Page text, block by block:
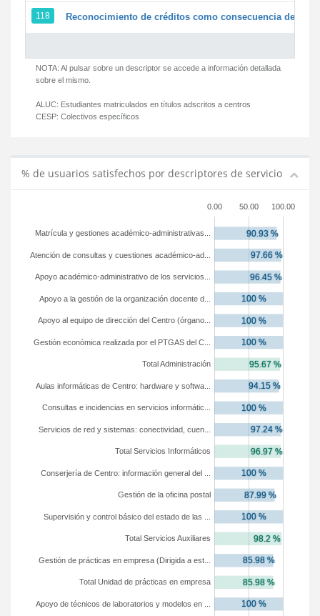
118 Reconocimiento de créditos como consecuencia de un
NOTA: Al pulsar sobre un descriptor se accede a información detallada
sobre el mismo.
ALUC: Estudiantes matriculados en títulos adscritos a centros
CESP: Colectivos específicos
% de usuarios satisfechos por descriptores de servicio
0.00 50.00 100.00
Apoyo de técnicos de laboratorios y modelos en ...
Total Unidad de prácticas en empresa
Gestión de prácticas en empresa (Dirigida a est...
Total Servicios Auxiliares
Supervisión y control básico del estado de las ...
Gestión de la oficina postal
Conserjería de Centro: información general del ...
Total Servicios Informáticos
Servicios de red y sistemas: conectividad, cuen...
Consultas e incidencias en servicios informátic...
Aulas informáticas de Centro: hardware y softwa...
Total Administración
Gestión económica realizada por el PTGAS del C...
Apoyo al equipo de dirección del Centro (órgano...
Apoyo a la gestión de la organización docente d...
Apoyo académico-administrativo de los servicios...
Atención de consultas y cuestiones académico-ad...
Matrícula y gestiones académico-administrativas...